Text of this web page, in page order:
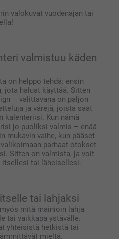
valokuvat vuodenajan tai
valmistuu käden
on helppo tehdä: ensin
jota haluat käyttää. Sitten
– valittavana on paljon
ja värejä, joista saat
kalenteriisi. Kun nämä
jo puoliksi valmis – enää
mukavin vaihe, kun pääset
parhaat otokset
Sitten on valmista, ja voit
tai läheisellesi.
tai lahjaksi
mitä mainioin lahja
tai vaikkapa ystävälle.
yhteisistä hetkistä tai
mieltä.